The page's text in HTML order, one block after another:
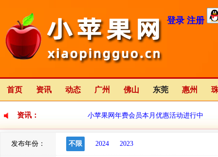
登录 注册
首页 资讯 动态 广州 佛山 东莞 惠州
资讯： 小苹果网年费会员本月优惠活动进行中
小苹果网全新改版中
发布年份： 不限 2024 2023